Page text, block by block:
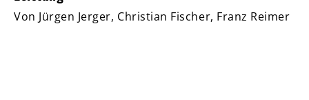
Von Jürgen Jerger, Christian Fischer, Franz Reimer